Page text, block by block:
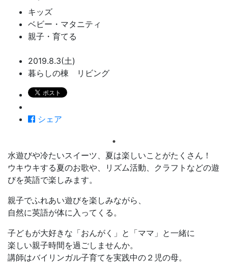
キッズ
ベビー・マタニティ
親子・育てる
2019.8.3(土)
暮らしの棟 リビング
シェア
水遊びや冷たいスイーツ、夏は楽しいことがたくさん！
ウキウキする夏のお歌や、リズム活動、クラフトなどの遊
びを英語で楽しみます。
親子でふれあい遊びを楽しみながら、
自然に英語が体に入ってくる。
子どもが大好きな「おんがく」と「ママ」と一緒に
楽しい親子時間を過ごしませんか。
講師はバイリンガル子育てを実践中の２児の母。